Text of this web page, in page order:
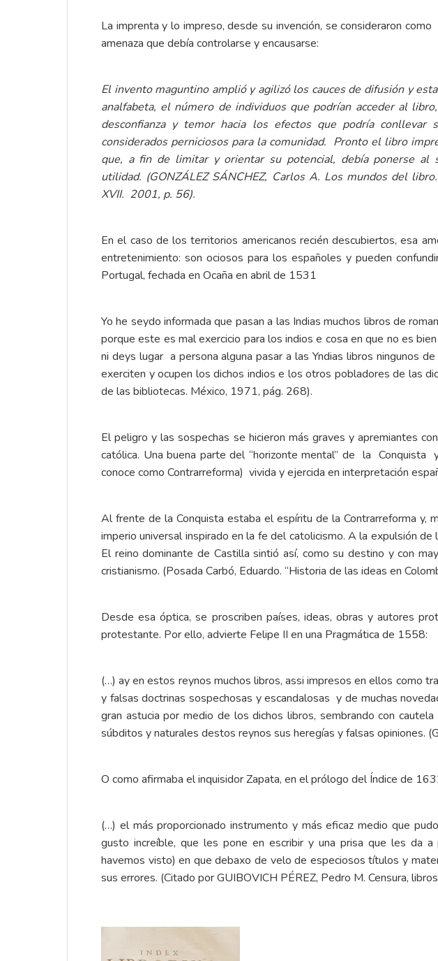
La imprenta y lo impreso, desde su invención, se consideraron
amenaza que debía controlarse y encausarse:
El invento maguntino amplió y agilizó los cauces de difusión y
analfabeta, el número de individuos que podrían acceder al
desconfianza y temor hacia los efectos que podría conllevar
considerados perniciosos para la comunidad. Pronto el libro
que, a fin de limitar y orientar su potencial, debía ponerse al
utilidad. (GONZÁLEZ SÁNCHEZ, Carlos A. Los mundos del
XVII. 2001, p. 56).
En el caso de los territorios americanos recién descubiertos, esa
entretenimiento: son ociosos para los españoles y pueden
Portugal, fechada en Ocaña en abril de 1531
Yo he seydo informada que pasan a las Indias muchos libros de
porque este es mal exercicio para los indios e cosa en que no es
ni deys lugar a persona alguna pasar a las Yndias libros ningunos
exerciten y ocupen los dichos indios e los otros pobladores de las
de las bibliotecas. México, 1971, pág. 268).
El peligro y las sospechas se hicieron más graves y apremiantes
católica. Una buena parte del “horizonte mental” de la Conquista
conoce como Contrarreforma) vivida y ejercida en interpretación
Al frente de la Conquista estaba el espíritu de la Contrarreforma y,
imperio universal inspirado en la fe del catolicismo. A la expulsión
El reino dominante de Castilla sintió así, como su destino y con
cristianismo. (Posada Carbó, Eduardo. “Historia de las ideas en
Desde esa óptica, se proscriben países, ideas, obras y autores
protestante. Por ello, advierte Felipe II en una Pragmática de 1558:
(…) ay en estos reynos muchos libros, assi impresos en ellos como
y falsas doctrinas sospechosas y escandalosas y de muchas
gran astucia por medio de los dichos libros, sembrando con
súbditos y naturales destos reynos sus heregías y falsas opiniones.
O como afirmaba el inquisidor Zapata, en el prólogo del Índice de
(…) el más proporcionado instrumento y más eficaz medio que
gusto increíble, que les pone en escribir y una prisa que les da
havemos visto) en que debaxo de velo de especiosos títulos y
sus errores. (Citado por GUIBOVICH PÉREZ, Pedro M. Censura,